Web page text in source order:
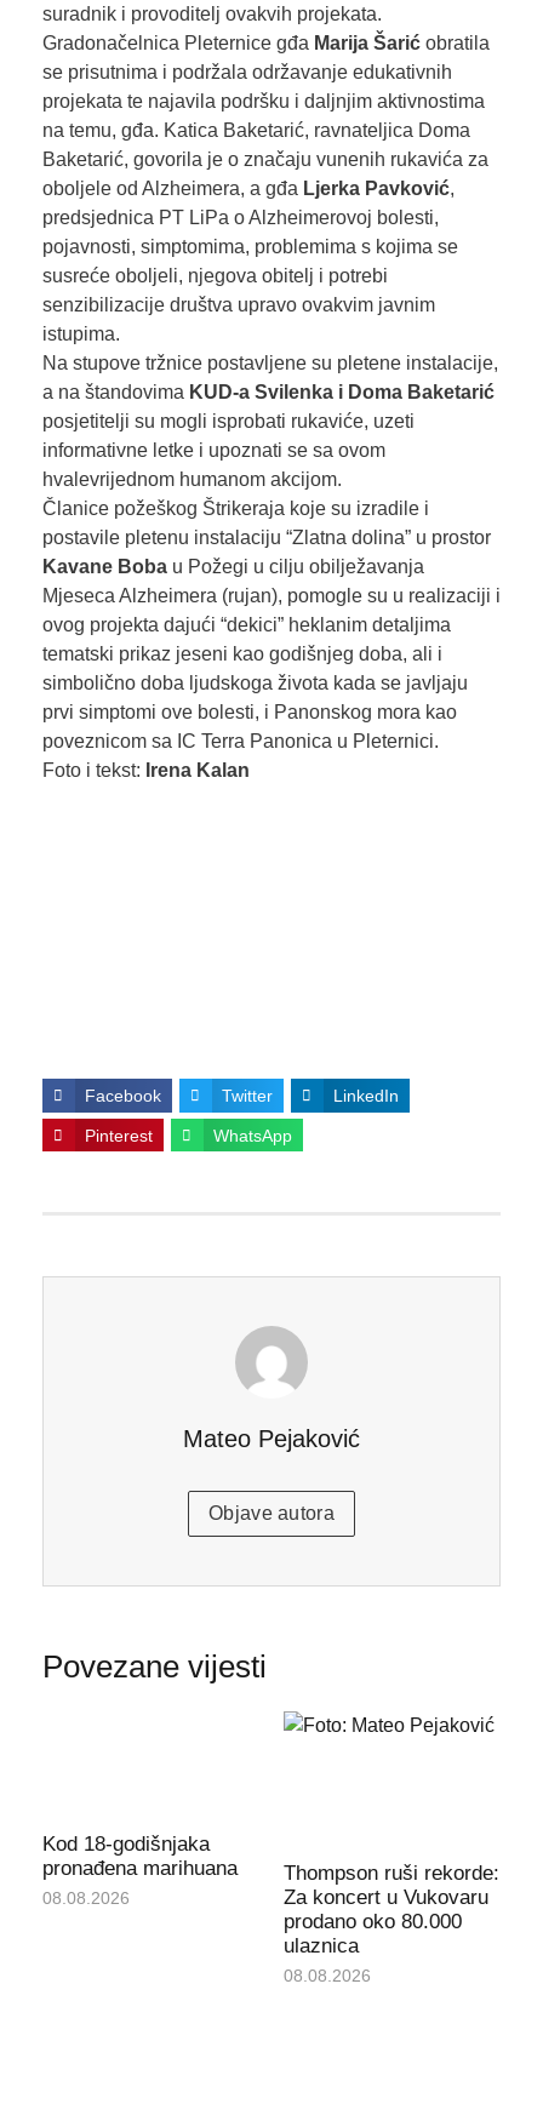
suradnik i provoditelj ovakvih projekata.
Gradonačelnica Pleternice gđa Marija Šarićobratila
se prisutnima i podržala održavanje edukativnih
projekata te najavila podršku i daljnjim aktivnostima
na temu, gđa. Katica Baketarić, ravnateljica Doma
Baketarić, govorila je o značaju vunenih rukavića za
oboljele od Alzheimera, a gđa Ljerka Pavković,
predsjednica PT LiPa o Alzheimerovoj bolesti,
pojavnosti, simptomima, problemima s kojima se
susreće oboljeli, njegova obitelj i potrebi
senzibilizacije društva upravo ovakvim javnim
istupima.
Na stupove tržnice postavljene su pletene instalacije,
a na štandovima KUD-a Svilenka i Doma Baketarić
posjetitelji su mogli isprobati rukaviće, uzeti
informativne letke i upoznati se sa ovom
hvalevrijednom humanom akcijom.
Članice požeškog Štrikeraja koje su izradile i
postavile pletenu instalaciju “Zlatna dolina” u prostor
Kavane Bobau Požegi u cilju obilježavanja
Mjeseca Alzheimera (rujan), pomogle su u realizaciji i
ovog projekta dajući “dekici” heklanim detaljima
tematski prikaz jeseni kao godišnjeg doba, ali i
simbolično doba ljudskoga života kada se javljaju
prvi simptomi ove bolesti, i Panonskog mora kao
poveznicom sa IC Terra Panonica u Pleternici.
Foto i tekst: Irena Kalan
Facebook Twitter LinkedIn
Pinterest WhatsApp
Mateo Pejaković
Objave autora
Povezane vijesti
Kod 18-godišnjaka
pronađena marihuana
08.08.2026
Thompson ruši rekorde:
Za koncert u Vukovaru
prodano oko 80.000
ulaznica
08.08.2026